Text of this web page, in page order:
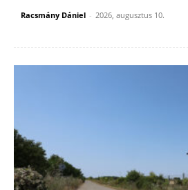
Racsmány Dániel - 2026, augusztus 10.